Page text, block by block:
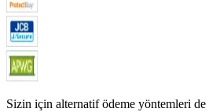
Sizin için alternatif ödeme yöntemleri de